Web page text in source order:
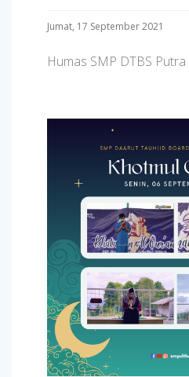
Jumat, 17 September 2021
Humas SMP DTBS Putra